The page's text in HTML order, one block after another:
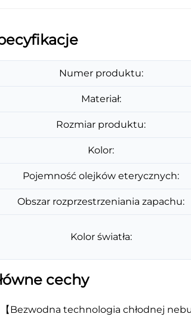
Numer produktu:
Materiał:
Rozmiar produktu:
Kolor:
Pojemność olejków eterycznych:
Obszar rozprzestrzeniania zapachu:
Kolor światła:
cechy
【Bezwodna technologia chłodnej